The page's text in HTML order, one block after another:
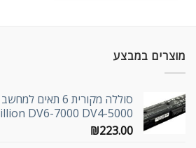
מוצרים במבצע
DV6-7000 DV4-5000
₪223.00